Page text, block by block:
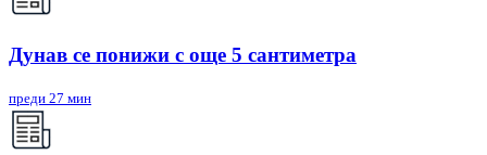
Дунав се понижи с още 5 сантиметра
преди 27 мин